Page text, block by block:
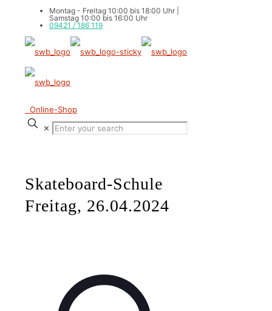
Montag - Freitag 10:00 bis 18:00 Uhr |
Samstag 10:00 bis 16:00 Uhr
09421 / 186 119
Online-Shop
✕
Skateboard-Schule
Freitag, 26.04.2024